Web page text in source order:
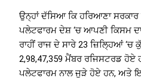
ਉਨ੍ਹਾਂ ਦੱਸਿਆ ਕਿ ਹਰਿਆਣਾ ਸਰਕਾਰ
ਪਲੇਟਫਾਰਮ ਦੇਸ਼ ‘ਚ ਆਪਣੀ ਕਿਸਮ
ਰਾਹੀਂ ਰਾਜ ਦੇ ਸਾਰੇ 23 ਜ਼ਿਲ੍ਹਿਆਂ ‘ਚ
2,98,47,359 ਮੈਂਬਰ ਰਜਿਸਟਰਡ ਹੋਏ
ਪਲੇਟਫਾਰਮ ਨਾਲ ਜੁੜੇ ਹੋਏ ਹਨ, ਅਤੇ